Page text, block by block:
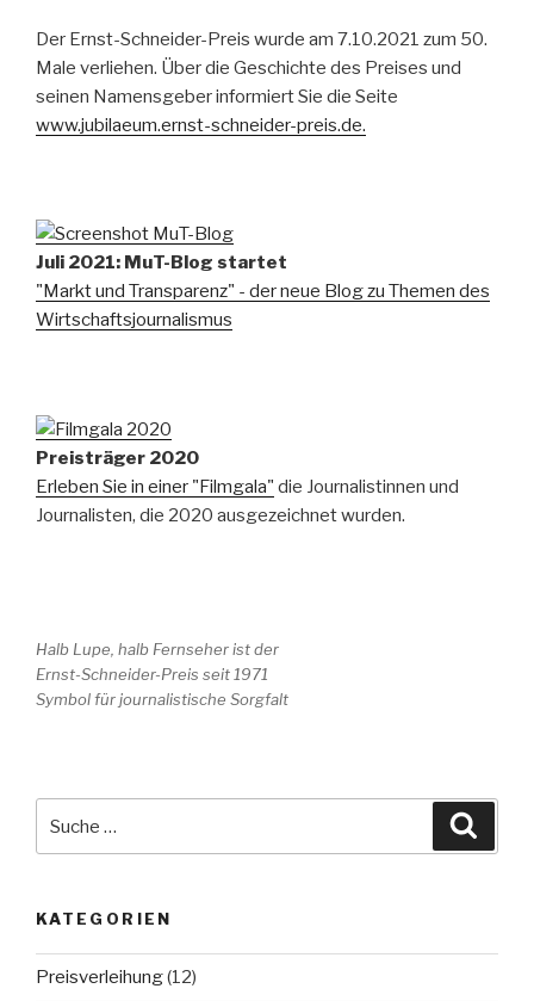
Der Ernst-Schneider-Preis wurde am 7.10.2021 zum 50.
Male verliehen. Über die Geschichte des Preises und
seinen Namensgeber informiert Sie die Seite
www.jubilaeum.ernst-schneider-preis.de.
Juli 2021: MuT-Blog startet
"Markt und Transparenz" - der neue Blog zu Themen des
Wirtschaftsjournalismus
Preisträger 2020
Erleben Sie in einer "Filmgala" die Journalistinnen und
Journalisten, die 2020 ausgezeichnet wurden.
Halb Lupe, halb Fernseher ist der
Ernst-Schneider-Preis seit 1971
Symbol für journalistische Sorgfalt
KATEGORIEN
Preisverleihung(12)